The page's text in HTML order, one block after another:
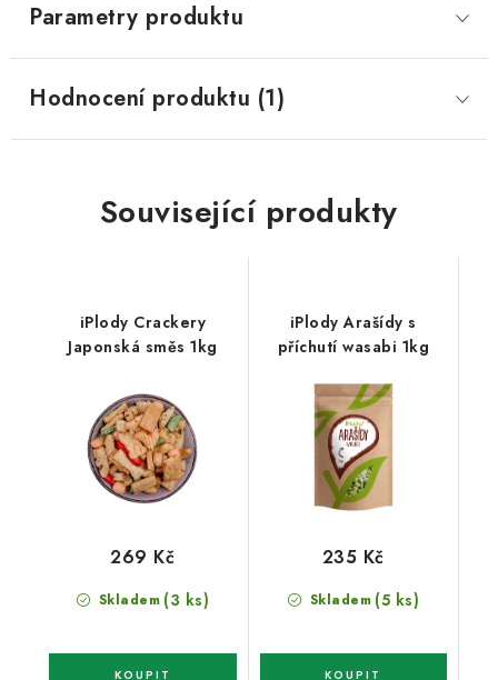
Parametry produktu
Hodnocení produktu (1)
Související produkty
iPlody Crackery
Japonská směs 1kg
Skladem (3 ks)
269 Kč
iPlody Arašídy s
příchutí wasabi 1kg
Skladem (5 ks)
235 Kč